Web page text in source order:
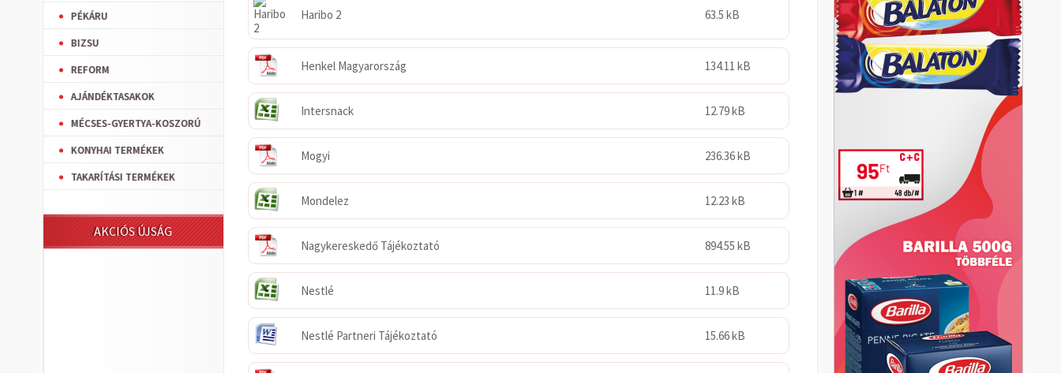
PÉKÁRU
BIZSU
REFORM
AJÁNDÉKTASAKOK
MÉCSES-GYERTYA-KOSZORÚ
KONYHAI TERMÉKEK
TAKARÍTÁSI TERMÉKEK
AKCIÓS ÚJSÁG
Haribo 2 63.5 kB
Henkel Magyarország 134.11 kB
Intersnack 12.79 kB
Mogyi 236.36 kB
Mondelez 12.23 kB
Nagykereskedő Tájékoztató 894.55 kB
Nestlé 11.9 kB
Nestlé Partneri Tájékoztató 15.66 kB